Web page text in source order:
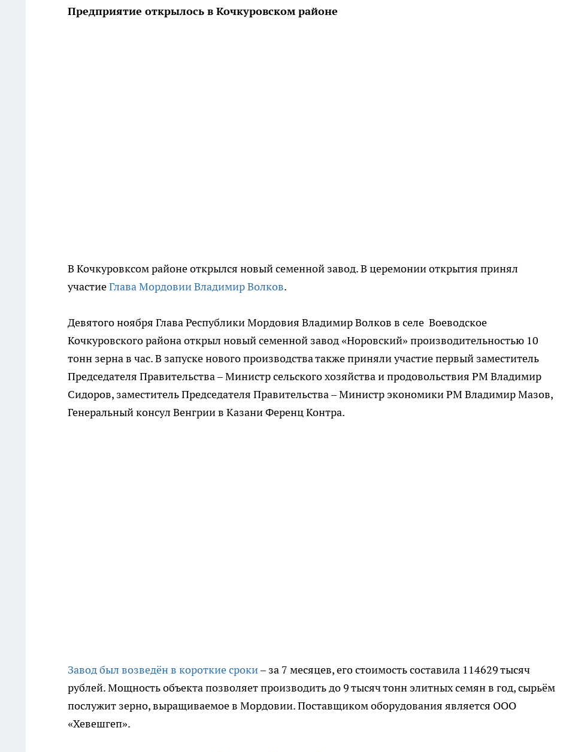
Предприятие открылось в Кочкуровском районе
В Кочкуровксом районе открылся новый семенной завод. В церемонии открытия принял
участиеГлава Мордовии Владимир Волков.
Девятого ноября Глава Республики Мордовия Владимир Волков в селе Воеводское
Кочкуровского района открыл новый семенной завод «Норовский» производительностью 10
тонн зерна в час. В запуске нового производства также приняли участие первый заместитель
Председателя Правительства – Министр сельского хозяйства и продовольствия РМ Владимир
Сидоров, заместитель Председателя Правительства – Министр экономики РМ Владимир Мазов,
Генеральный консул Венгрии в Казани Ференц Контра.
Завод был возведён в короткие сроки– за 7 месяцев, его стоимость составила 114629 тысяч
рублей. Мощность объекта позволяет производить до 9 тысяч тонн элитных семян в год, сырьём
послужит зерно, выращиваемое в Мордовии. Поставщиком оборудования является ООО
«Хевешгеп».